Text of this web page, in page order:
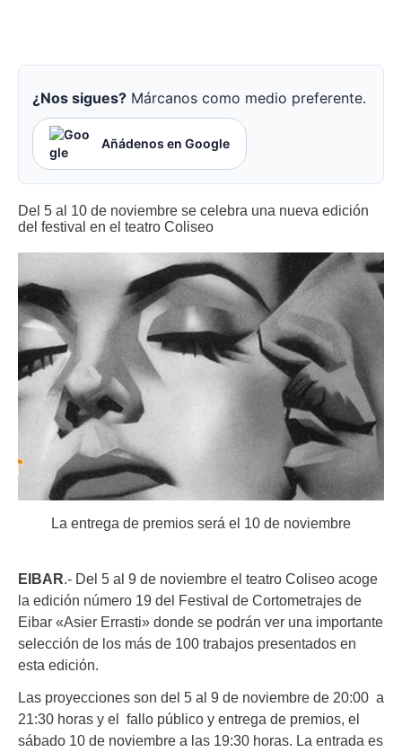
¿Nos sigues? Márcanos como medio preferente.
Añádenos en Google
Del 5 al 10 de noviembre se celebra una nueva edición
del festival en el teatro Coliseo
La entrega de premios será el 10 de noviembre
EIBAR.- Del 5 al 9 de noviembre el teatro Coliseo acoge
la edición número 19 del Festival de Cortometrajes de
Eibar «Asier Errasti» donde se podrán ver una importante
selección de los más de 100 trabajos presentados en
esta edición.
Las proyecciones son del 5 al 9 de noviembre de 20:00 a
21:30 horas y el fallo público y entrega de premios, el
sábado 10 de noviembre a las 19:30 horas. La entrada es